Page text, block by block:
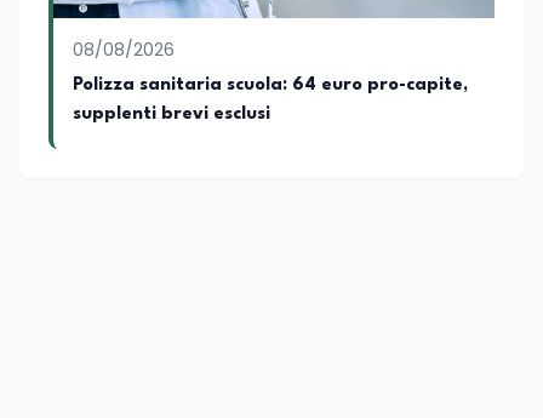
08/08/2026
Polizza sanitaria scuola: 64 euro pro-capite,
supplenti brevi esclusi